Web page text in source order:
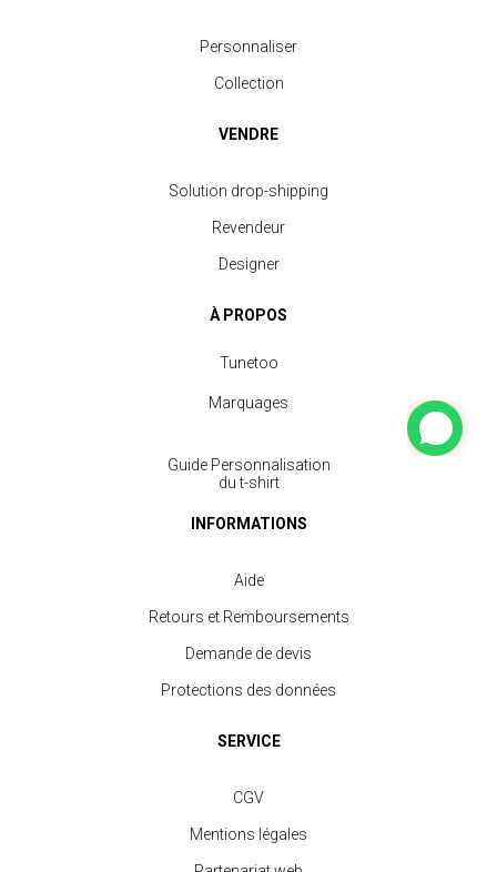
Personnaliser
Collection
VENDRE
Solution drop-shipping
Revendeur
Designer
À PROPOS
Tunetoo
Marquages
Guide Personnalisation
du t-shirt
INFORMATIONS
Aide
Retours et Remboursements
Demande de devis
Protections des données
SERVICE
CGV
Mentions légales